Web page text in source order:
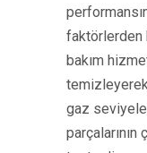
faktörlerden
bakım
gaz
parçalarının